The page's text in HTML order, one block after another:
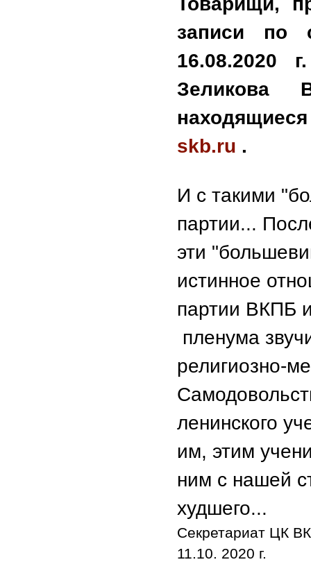
записи
16.08.2020
skb.ru .
И с такими
партии...
эти
истинное
партии ВКПБ
пленума
религиозно-
ленинского
им, этим
ним с нашей
худшего...
Секретариат ЦК
11.10. 2020 г.